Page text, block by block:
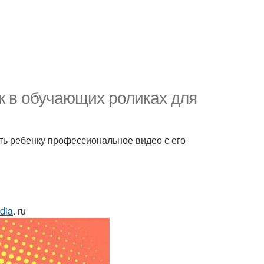
в обучающих роликах для
ребенку профессиональное видео с его
. ru